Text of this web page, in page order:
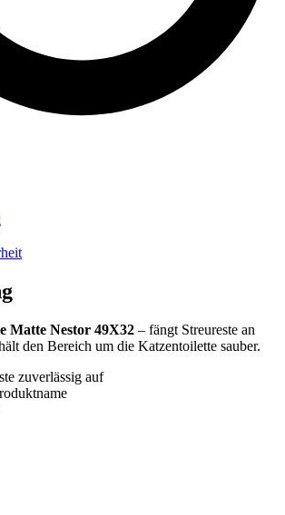
Matte Nestor 49X32 – fängt Streureste an
den Bereich um die Katzentoilette sauber.
zuverlässig auf